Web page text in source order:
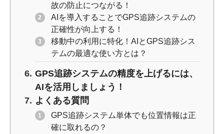
故の防止につながる！
AIを導入することでGPS追跡システムの
正確性が向上する！
移動中の利用に特化！AIとGPS追跡シス
テムの最適な使い方とは？
GPS追跡システムの精度を上げるには、
AIを活用しましょう！
よくある質問
GPS追跡システム単体でも位置情報は正
確に取れるの？